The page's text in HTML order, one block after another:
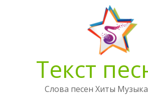
Текст
Слова песен Хиты